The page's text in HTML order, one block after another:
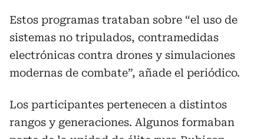
Estos programas trataban sobre “el uso de
sistemas no tripulados, contramedidas
electrónicas contra drones y simulaciones
modernas de combate”, añade el periódico.
Los participantes pertenecen a distintos
rangos y generaciones. Algunos formaban